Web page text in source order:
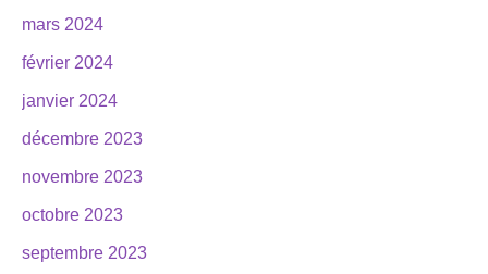
mars 2024
février 2024
janvier 2024
décembre 2023
novembre 2023
octobre 2023
septembre 2023